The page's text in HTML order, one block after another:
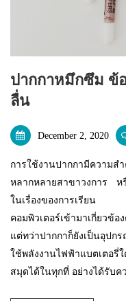
ปากกาหมึกซึม ข้
ลื่น
December 2, 2020
การใช้งานปากกามีความ
หลากหลายสาขาวงการ ห
ในเรื่องของการเรียน
คอมพิวเตอร์เข้ามาเกี่ยวข้
แต่ทว่าปากกาก็ยังเป็นอุป
ใช้พลังงานไฟฟ้าแบตเตอ
สมุดได้ในทุกที่ อย่างได้รับค